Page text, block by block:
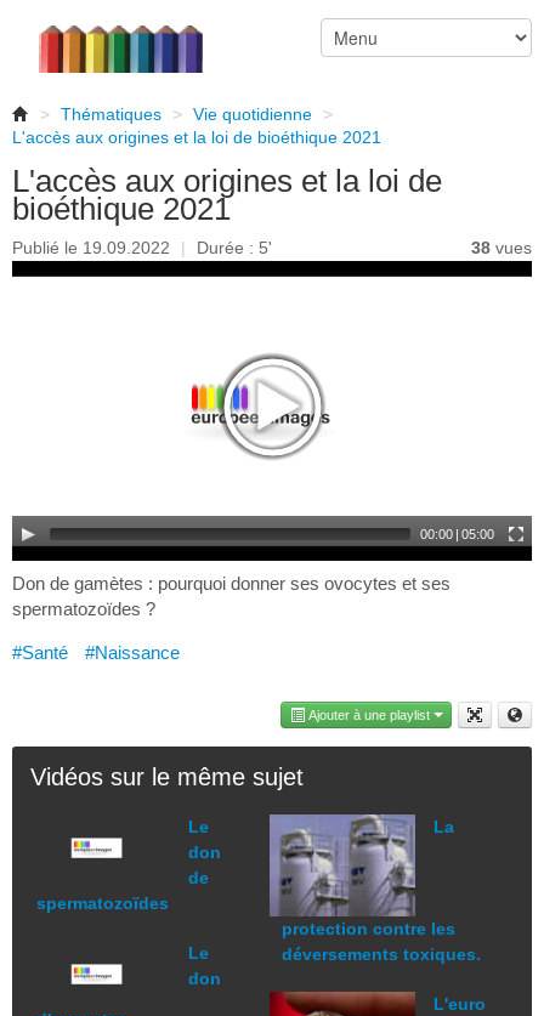
> Thématiques > Vie quotidienne
>
L'accès aux origines et la loi de bioéthique 2021
L'accès aux origines et la loi de
bioéthique 2021
Publié le 19.09.2022 | Durée : 5' 38 vues
00:00 | 05:00
Don de gamètes : pourquoi donner ses ovocytes et ses
spermatozoïdes ?
#Santé #Naissance
Ajouter à une playlist
Vidéos sur le même sujet
Le
don
de
spermatozoïdes
Le
don
La
protection contre les
déversements toxiques.
L'euro